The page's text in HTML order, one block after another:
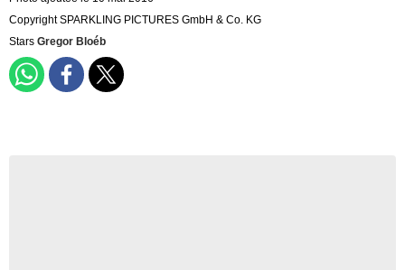
Copyright SPARKLING PICTURES GmbH & Co. KG
Stars Gregor Bloéb